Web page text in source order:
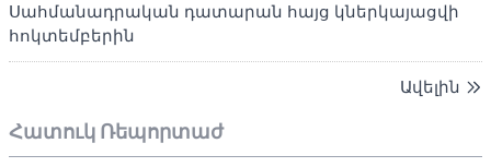
Սահմանադրական դատարան հայց կներկայացվի
հոկտեմբերին
Ավելին
Հատուկ Ռեպորտաժ